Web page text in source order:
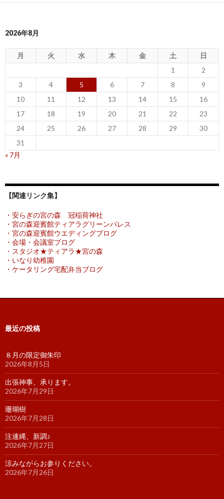
2026年8月
月 火 水 木 金 土
日
1
2
3
4 5 6 7 8
9
10
11 12 13 14 15
16
17
18 19 20 21 22
23
24
25 26 27 28 29
30
31
« 7月
【関連リンク集】
・安らぎの宮の森 冠稲荷神社
・宮の森迎賓館ティアラグリーンパレス
・宮の森迎賓館ウエディングブログ
・会場・会議室ブログ
・スタジオ★ティアラ★宮の森
・いなり幼稚園
・ケータリング宅配弁当ブログ
最近の投稿
８月の限定御朱印
2026年8月5日
出張神事、承ります。
2026年7月29日
珊瑚樹
2026年7月28日
注連縄、新調♪
2026年7月27日
涼みながらお参りください。
2026年7月26日